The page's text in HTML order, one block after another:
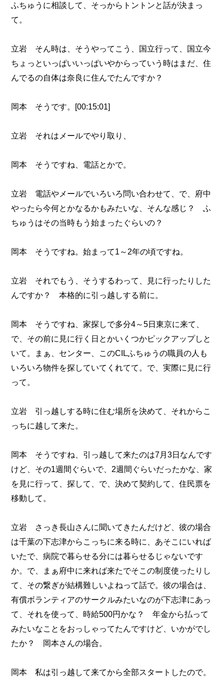
ふちゅうに相談して、そっからトントンと話が決まっ
て。
立岩 そん時は、そうやってこう、国立行って、国立今
ちょっといっぱいいっぱいやからっていう時はまだ、住
んでるの自体は奈良に住んでたんですか？
岡本 そうです。[00:15:01]
立岩 それはメールでやり取り、
岡本 そうですね、電話とかで。
立岩 電話やメールでいろいろ問い合わせて、で、府中
やったら今何とかなるかもみたいな、そんな感じ？ ふ
ちゅうはその当時もう始まったぐらいの？
岡本 そうですね。始まって1～2年の頃ですね。
立岩 それでもう、そうするわって、見に行ったりした
んですか？ 本格的に引っ越しする前に。
岡本 そうですね、家探しで多分4～5日東京に来て、
で、その前に見に行く日とかいくつかピックアップしと
いて。まぁ、センター、このCILふちゅうの職員の人も
いろいろ物件を探していてくれてて。で、実際に見に行
って。
立岩 引っ越しする時に住む場所を決めて、それからこ
っちに越して来た。
岡本 そうですね、引っ越して来たのは7月3日なんです
けど、その1週間ぐらいで、2週間ぐらいだったかな、家
を見に行って、探して、で、決めて契約して、住民票を
移動して。
立岩 さっき長山さんに聞いてきたんだけど、彼の場合
は千葉の下志津からこっちに来る時に、あそこにいれば
いたで、病院で暮らせる分には暮らせるじゃないです
か。で、まぁ府中に来れば来たでそこの制度使ったりし
て、その繋ぎが結構難しいよねって話で。彼の場合は、
有償ボランティアのサークルみたいなのが下志津にあっ
て、それを使って、時給500円かな？ 年金から払って
みたいなことをおっしゃってたんですけど、いかがでし
たか？ 岡本さんの場合。
岡本 私は引っ越して来てから全部スタートしたので。